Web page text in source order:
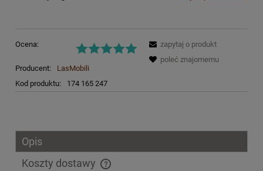
Ocena:
Producent:
LasMobili
Kod produktu:
174 165 247
zapytaj o produkt
poleć znajomemu
Opis
Koszty dostawy